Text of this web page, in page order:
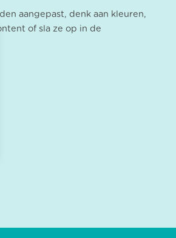
aangepast, denk aan kleuren,
of sla ze op in de